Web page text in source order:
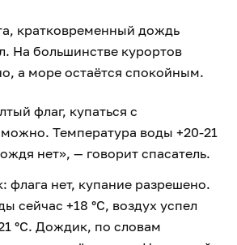
кратковременный дождь
На большинстве курортов
а море остаётся спокойным.
флаг, купаться с
Температура воды +20-21
нет», — говорит спасатель.
флага нет, купание разрешено.
сейчас +18 °C, воздух успел
°C. Дождик, по словам